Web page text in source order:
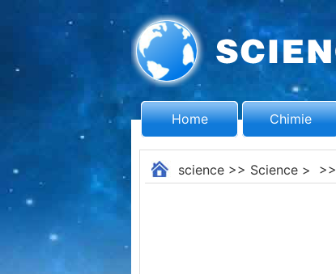
Home Chimie
science>> Science> >>